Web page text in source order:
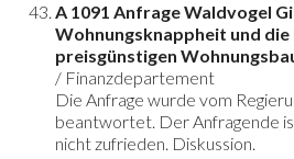
A 1091 Anfrage Waldvogel
Wohnungsknappheit und die
preisgünstigen
/ Finanzdepartement
Die Anfrage wurde vom
beantwortet. Der Anfragende
nicht zufrieden. Diskussion.